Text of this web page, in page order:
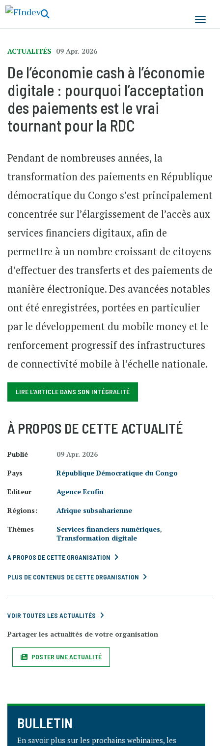
ACTUALITÉS 09 Apr. 2026
De l’économie cash à l’économie
digitale : pourquoi l’acceptation
des paiements est le vrai
tournant pour la RDC
Pendant de nombreuses années, la
transformation des paiements en République
démocratique du Congo s’est principalement
concentrée sur l’élargissement de l’accès aux
services financiers digitaux, afin de
permettre à un nombre croissant de citoyens
d’effectuer des transferts et des paiements de
manière électronique. Des avancées notables
ont été enregistrées, portées en particulier
par le développement du mobile money et le
renforcement progressif des infrastructures
de connectivité mobile à l’échelle nationale.
LIRE L'ARTICLE DANS SON INTÉGRALITÉ
À PROPOS DE CETTE ACTUALITÉ
Publié
09 Apr. 2026
Pays
République Démocratique du Congo
Editeur
Agence Ecofin
Régions:
Afrique subsaharienne
Thèmes
Services financiers numériques,
Transformation digitale
À PROPOS DE CETTE ORGANISATION
PLUS DE CONTENUS DE CETTE ORGANISATION
VOIR TOUTES LES ACTUALITÉS
Partager les actualités de votre organisation
POSTER UNE ACTUALITÉ
BULLETIN
En savoir plus sur les prochains webinaires, les